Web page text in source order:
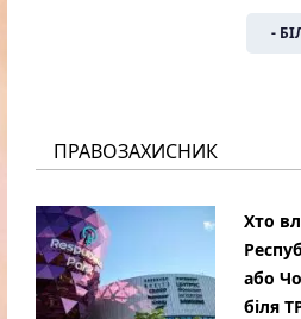
-
ПРАВОЗАХИСНИК
Хто
або
біля